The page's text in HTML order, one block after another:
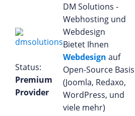
Status:
Premium
Provider
DM Solutions -
Webhosting und
Webdesign
Bietet Ihnen
Webdesign auf
Open-Source Basis
(Joomla, Redaxo,
WordPress, und
viele mehr)